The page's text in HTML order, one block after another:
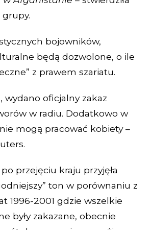
grupy.
bojowników,
będą dozwolone, o ile
z prawem szariatu.
wydano oficjalny zakaz
w radiu. Dodatkowo w
mogą pracować kobiety –
przejęciu kraju przyjęła
ton w porównaniu z
1996-2001 gdzie wszelkie
były zakazane, obecnie